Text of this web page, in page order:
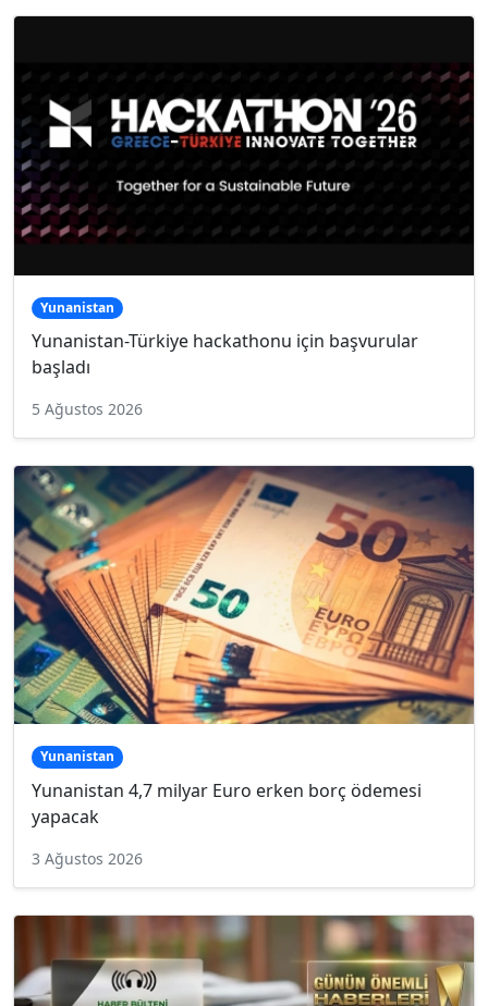
Yunanistan
Yunanistan-Türkiye hackathonu için başvurular
başladı
5 Ağustos 2026
Yunanistan
Yunanistan 4,7 milyar Euro erken borç ödemesi
yapacak
3 Ağustos 2026